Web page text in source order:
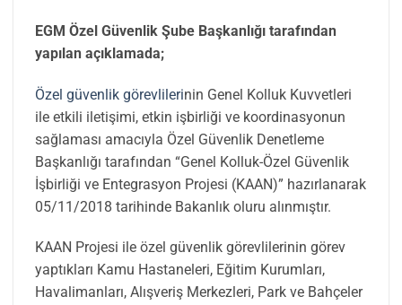
EGM Özel Güvenlik Şube Başkanlığı tarafından
yapılan açıklamada;
Özel güvenlik görevlilerinin Genel Kolluk Kuvvetleri
ile etkili iletişimi, etkin işbirliği ve koordinasyonun
sağlaması amacıyla Özel Güvenlik Denetleme
Başkanlığı tarafından “Genel Kolluk-Özel Güvenlik
İşbirliği ve Entegrasyon Projesi (KAAN)” hazırlanarak
05/11/2018 tarihinde Bakanlık oluru alınmıştır.
KAAN Projesi ile özel güvenlik görevlilerinin görev
yaptıkları Kamu Hastaneleri, Eğitim Kurumları,
Havalimanları, Alışveriş Merkezleri, Park ve Bahçeler